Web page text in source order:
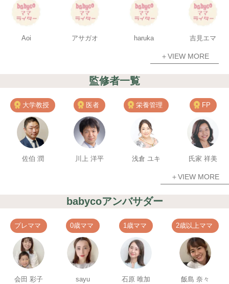
Aoi アサガオ haruka 吉見エマ
＋VIEW MORE
監修者一覧
大学教授
佐伯 潤
医者
川上 洋平
栄養管理
浅倉 ユキ
FP
氏家 祥美
＋VIEW MORE
babycoアンバサダー
プレママ
会田 彩子
0歳ママ
sayu
1歳ママ
石原 唯加
2歳以上ママ
飯島 奈々